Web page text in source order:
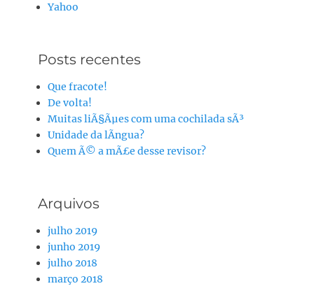
Yahoo
Posts recentes
Que fracote!
De volta!
Muitas liÃ§Ãµes com uma cochilada sÃ³
Unidade da lÃ­ngua?
Quem Ã© a mÃ£e desse revisor?
Arquivos
julho 2019
junho 2019
julho 2018
março 2018